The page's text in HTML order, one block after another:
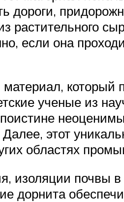
дороги,
растительного
если она
который
ученые из
этот
областях
изоляции почвы
дорнита